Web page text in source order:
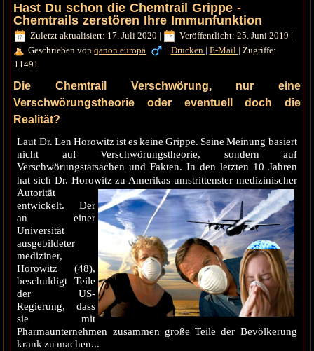
Hast Du schon die Chemtrail Grippe -
Chemtrails zerstören Ihre Immunfunktion
Zuletzt aktualisiert: 17. Juli 2020 | Veröffentlicht: 25. Juni 2019 |
Geschrieben vonqanon europa | Drucken | E-Mail | Zugriffe:
11491
Die Chemtrail Verschwörung, nur eine
Verschwörungstheorie oder eventuell doch die
Realität?
Laut Dr. Len Horowitz ist es keine Grippe. Seine Meinung basiert
nicht auf Verschwörungstheorie, sondern auf
Verschwörungstatsachen und Fakten. In den letzten 10 Jahren
hat sich Dr. Horowitz zu Amerikas umstrittenster medizinischer
Autorität
entwickelt. Der
an einer
Universität
ausgebildeter
mediziner,
Horowitz (48),
beschuldigt Teile
der US-
Regierung, dass
sie mit
Pharmaunternehmen zusammen große Teile der Bevölkerung
krank zu machen...